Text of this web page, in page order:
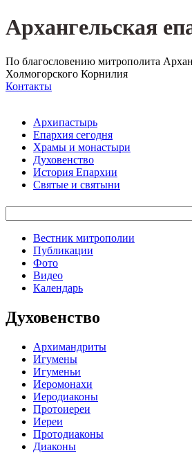
Архангельская
По благословению митрополита
Холмогорского Корнилия
Контакты
Архипастырь
Епархия сегодня
Храмы и монастыри
Духовенство
История Епархии
Святые и святыни
Вестник митрополии
Публикации
Фото
Видео
Календарь
Духовенство
Архимандриты
Игумены
Игуменьи
Иеромонахи
Иеродиаконы
Протоиереи
Иереи
Протодиаконы
Диаконы